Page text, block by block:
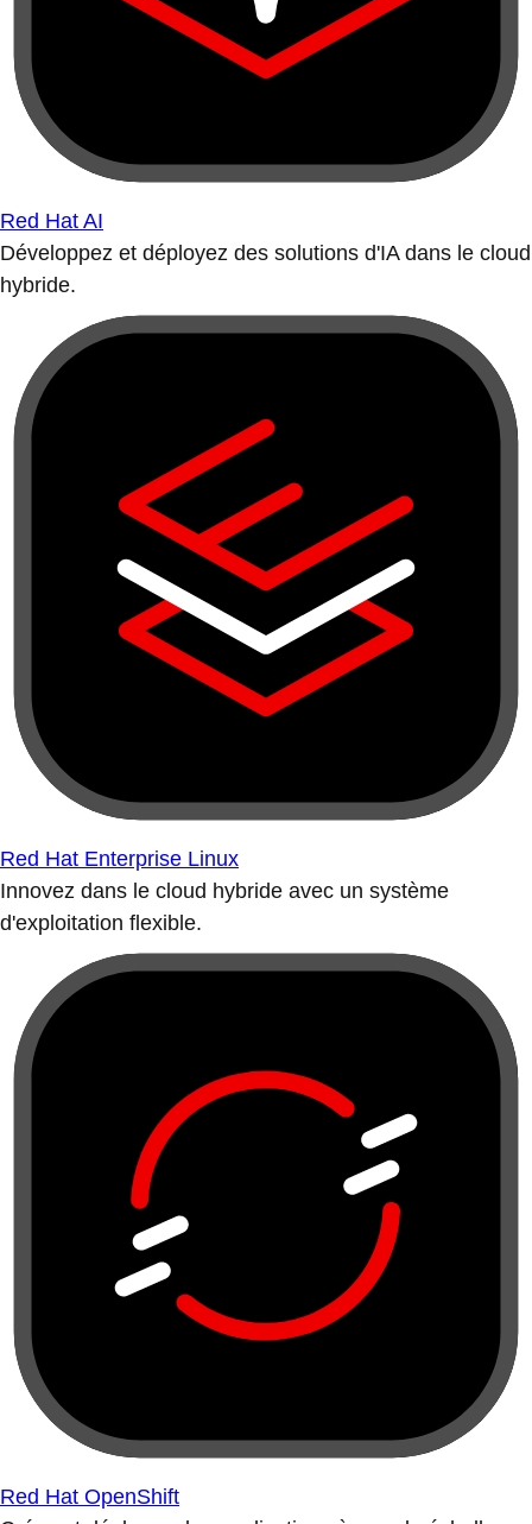
Red Hat AI
Développez et déployez des solutions d'IA dans le cloud
hybride.
Red Hat Enterprise Linux
Innovez dans le cloud hybride avec un système
d'exploitation flexible.
Red Hat OpenShift